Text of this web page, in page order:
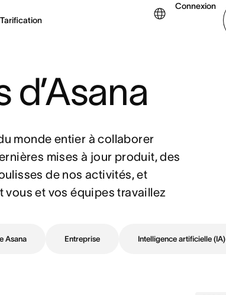
Tarification
Connexion
d’Asana
monde entier à collaborer
mises à jour produit, des
de nos activités, et
et vos équipes travaillez
Asana Entreprise Intelligence artificielle (IA)